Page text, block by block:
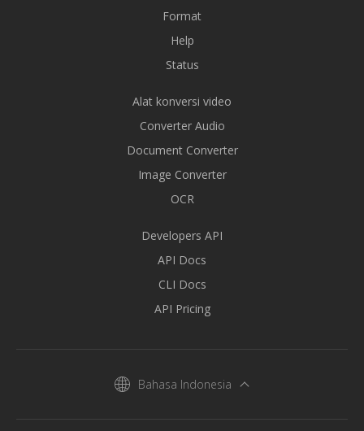
Format
Help
Status
Alat konversi video
Converter Audio
Document Converter
Image Converter
OCR
Developers API
API Docs
CLI Docs
API Pricing
Bahasa Indonesia